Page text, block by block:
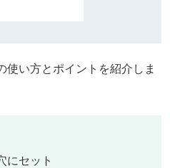
使い方とポイントを紹介しま
にセット